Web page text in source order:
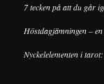
7 tecken på att du går
Höstdagjämningen –
Nyckelelementen i